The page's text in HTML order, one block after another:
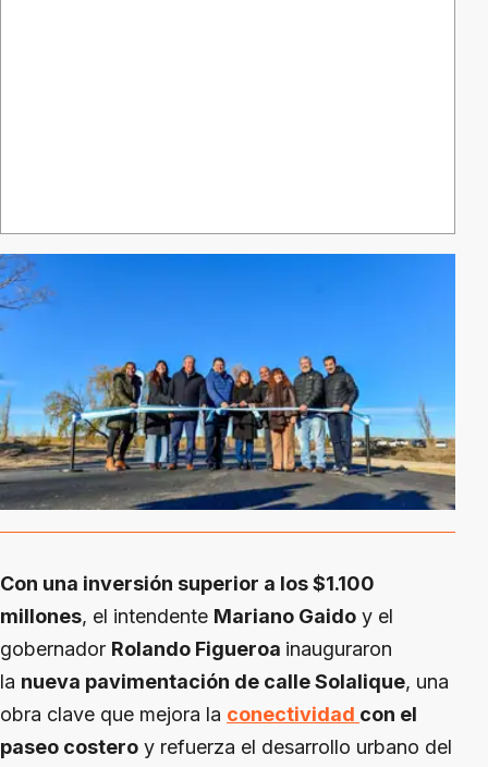
Con una inversión superior a los $1.100
millones, el intendente Mariano Gaido y el
gobernador Rolando Figueroa inauguraron
la nueva pavimentación de calle Solalique, una
obra clave que mejora la conectividad con el
paseo costero y refuerza el desarrollo urbano del